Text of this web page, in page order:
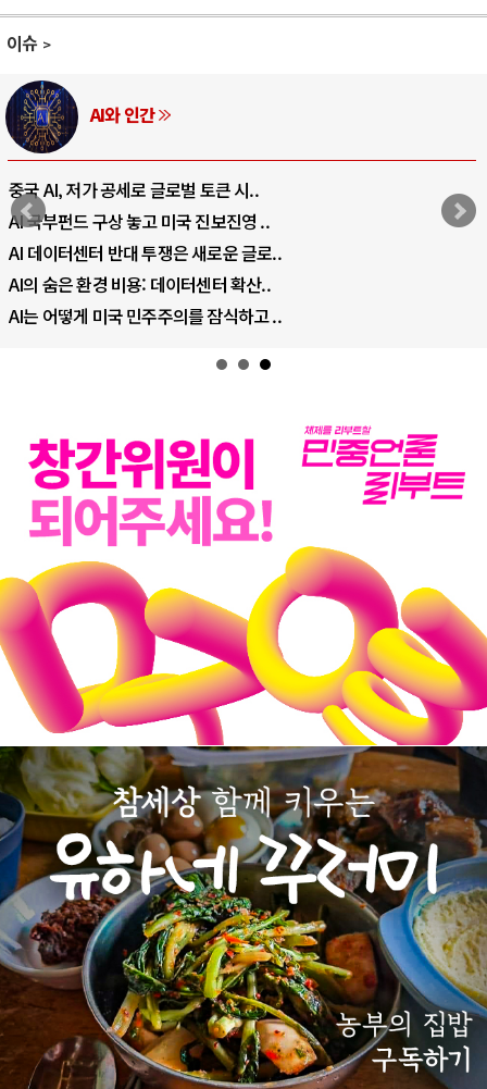
이슈
AI와 인간
중국 AI, 저가 공세로 글로벌 토큰 시..
AI 국부펀드 구상 놓고 미국 진보진영 ..
AI 데이터센터 반대 투쟁은 새로운 글로..
AI의 숨은 환경 비용: 데이터센터 확산..
AI는 어떻게 미국 민주주의를 잠식하고 ..